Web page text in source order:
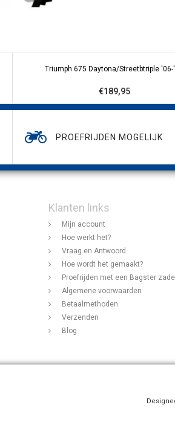
Triumph 675 Daytona/Streetbtriple '06-
€189,95
PROEFRIJDEN MOGELIJK
Klanten links
Mijn account
Hoe werkt het?
Vraag en Antwoord
Hoe wordt het gemaakt?
Proefrijden met een Bagster zadel
Algemene voorwaarden
Betaalmethoden
Verzenden
Blog